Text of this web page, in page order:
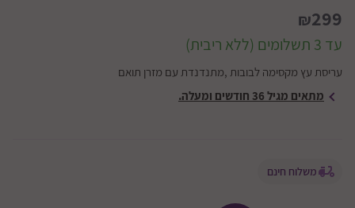
₪299
עד 3 תשלומים (ללא ריבית)
עריסת עץ מקסימה לבובות ,מתנדנדת עם מזרן תואם
מתאים מגיל 36 חודשים ומעלה.
משלוח חינם